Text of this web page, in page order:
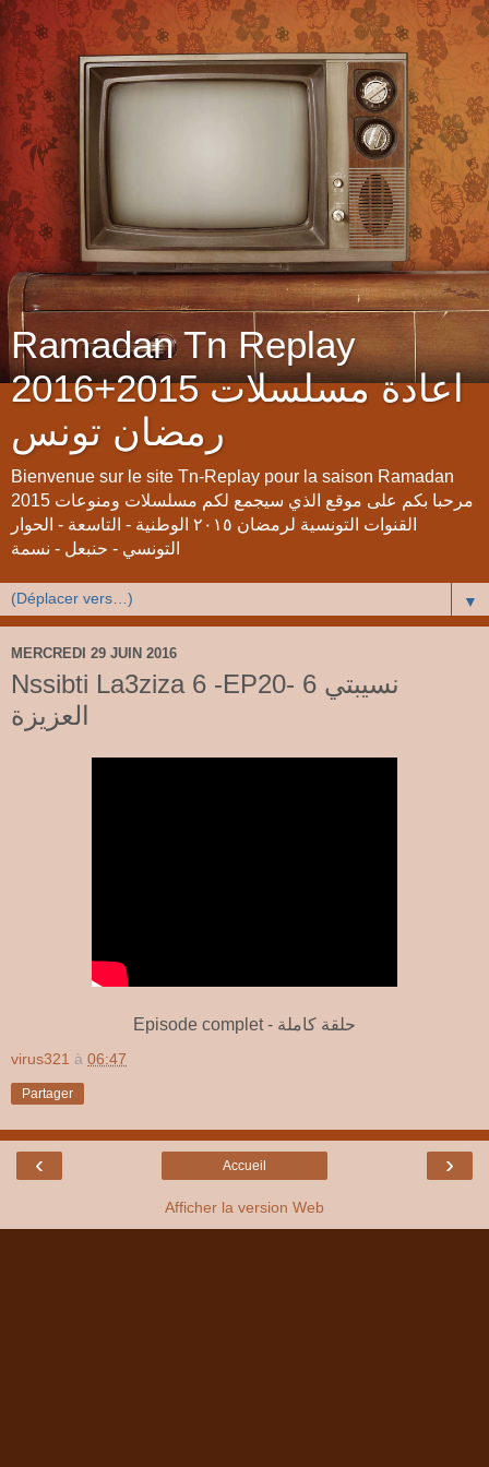
Ramadan Tn Replay
2016+2015 اعادة مسلسلات
رمضان تونس
Bienvenue sur le site Tn-Replay pour la saison Ramadan
2015 مرحبا بكم على موقع الذي سيجمع لكم مسلسلات ومنوعات
القنوات التونسية لرمضان ٢٠١٥ الوطنية - التاسعة - الحوار
التونسي - حنبعل - نسمة
▼
MERCREDI 29 JUIN 2016
Nssibti La3ziza 6 -EP20- 6 نسيبتي
العزيزة
Episode complet - حلقة كاملة
virus321 à 06:47
Partager
‹ ›
Accueil
Afficher la version Web